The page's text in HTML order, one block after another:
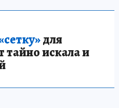
для
тайно искала и